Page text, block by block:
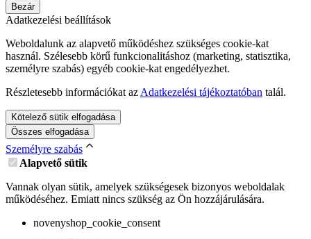
Bezár
Adatkezelési beállítások
Weboldalunk az alapvető működéshez szükséges cookie-kat
használ. Szélesebb körű funkcionalitáshoz (marketing, statisztika,
személyre szabás) egyéb cookie-kat engedélyezhet.
Részletesebb információkat az Adatkezelési tájékoztatóban talál.
Kötelező sütik elfogadása
Összes elfogadása
Személyre szabás
Alapvető sütik
Vannak olyan sütik, amelyek szükségesek bizonyos weboldalak
működéséhez. Emiatt nincs szükség az Ön hozzájárulására.
novenyshop_cookie_consent